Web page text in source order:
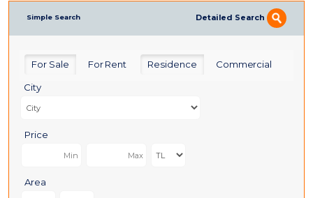
Simple Search Detailed Search
For Sale For Rent Residence Commercial
City
Price
Area